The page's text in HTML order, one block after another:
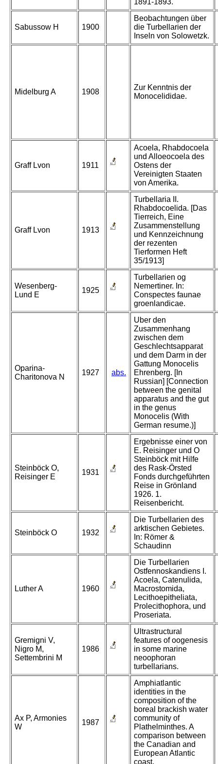
1891-1893.
Sabussow H 1900
Beobachtungen über
die Turbellarien der
Inseln von Solowetzk.
Midelburg A 1908
Zur Kenntnis der
Monocelididae.
Graff Lvon 1911
Acoela, Rhabdocoela
und Alloeocoela des
Ostens der
Vereinigten Staaten
von Amerika.
Graff Lvon 1913
Turbellaria II.
Rhabdocoelida. [Das
Tierreich, Eine
Zusammenstellung
und Kennzeichnung
der rezenten
Tierformen Heft
35/1913]
Wesenberg-
Lund E
1925
Turbellarien og
Nemertiner. In:
Conspectes faunae
groenlandicae.
Oparina-
Charitonova N
1927 abs.
Uber den
Zusammenhang
zwischen dem
Geschlechtsapparat
und dem Darm in der
Gattung Monocelis
Ehrenberg. [In
Russian] [Connection
between the genital
apparatus and the gut
in the genus
Monocelis (With
German resume.)]
Steinböck O,
Reisinger E
1931
Ergebnisse einer von
E. Reisinger und O
Steinböck mit Hilfe
des Rask-Örsted
Fonds durchgeführten
Reise in Grönland
1926. 1.
Reisenbericht.
Steinböck O 1932
Die Turbellarien des
arktischen Gebietes.
In: Römer &
Schaudinn
Luther A 1960
Die Turbellarien
Ostfennoskandiens I.
Acoela, Catenulida,
Macrostomida,
Lecithoepitheliata,
Prolecithophora, und
Proseriata.
Gremigni V,
Nigro M,
Settembrini M
1986
Ultrastructural
features of oogenesis
in some marine
neoophoran
turbellarians.
Ax P, Armonies
W
1987
Amphiatlantic
identities in the
composition of the
boreal brackish water
community of
Plathelminthes. A
comparison between
the Canadian and
European Atlantic
coast.